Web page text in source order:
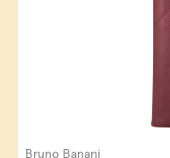
Bruno Banani